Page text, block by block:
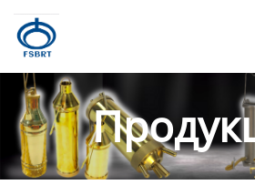
Главная
Продукция
О Нас
Новости